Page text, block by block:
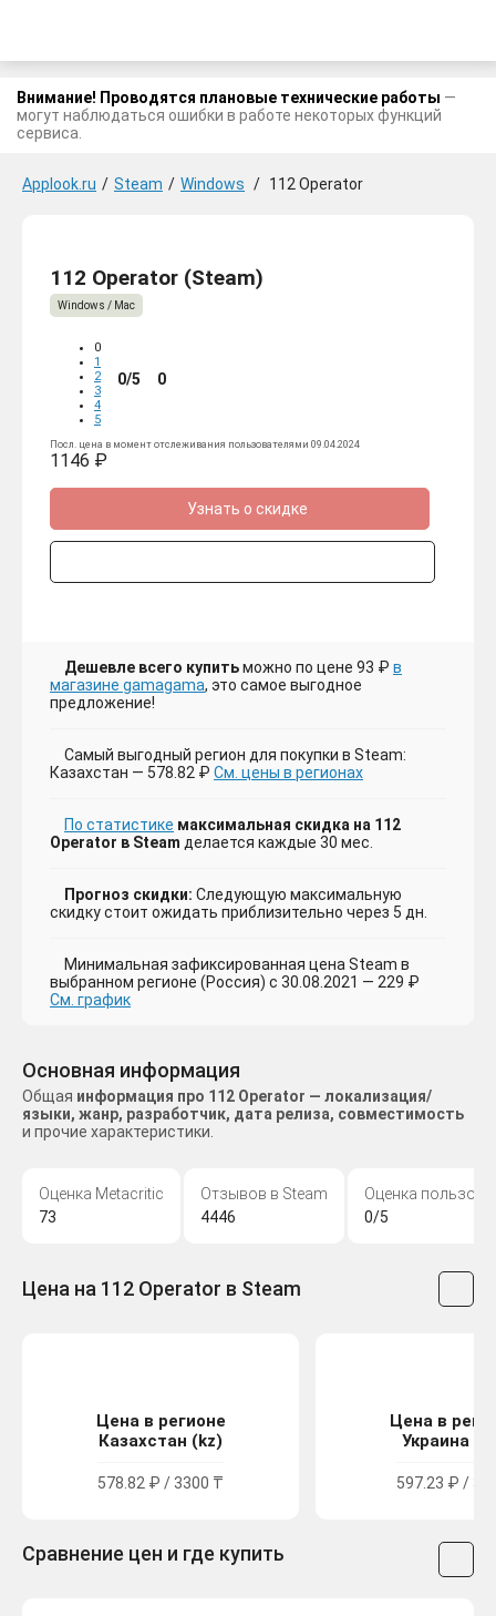
Внимание! Проводятся плановые технические работы —
могут наблюдаться ошибки в работе некоторых функций
сервиса.
Applook.ru / Steam / Windows / 112 Operator
112 Operator (Steam)
Windows / Mac
0
1
2
3
4
5
0/5 0
Посл. цена в момент отслеживания пользователями 09.04.2024
1146 ₽
Узнать о скидке
Дешевле всего купитьможно по цене 93 ₽ в
магазине gamagama, это самое выгодное
предложение!
Самый выгодный регион для покупки в Steam:
Казахстан — 578.82 ₽ См. цены в регионах
По статистике максимальная скидка на 112
Operator в Steam делается каждые 30 мес.
Прогноз скидки: Следующую максимальную
скидку стоит ожидать приблизительно через 5 дн.
Минимальная зафиксированная цена Steam в
выбранном регионе (Россия) с 30.08.2021 — 229 ₽
См. график
Основная информация
Общая информация про 112 Operator — локализация/
языки, жанр, разработчик, дата релиза, совместимость
и прочие характеристики.
Оценка Metacritic
73
Отзывов в Steam
4446
Оценка
0/5
Цена на 112 Operator в Steam
Цена в регионе
Казахстан (kz)
578.82 ₽ / 3300 ₸
Цена в
Украина
597.23 ₽ /
Сравнение цен и где купить